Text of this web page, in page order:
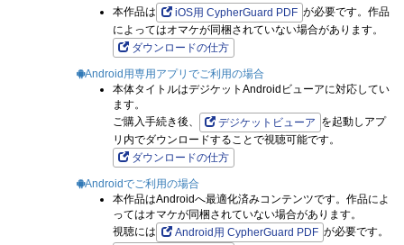
本作品は
iOS用 CypherGuard PDF が必要です。作品
によってはオマケが同梱されていない場合があります。
ダウンロードの仕方
Android用専用アプリでご利用の場合
本体タイトルはデジケットAndroidビューアに対応してい
ます。
ご購入手続き後、
デジケットビューア を起動しアプ
リ内でダウンロードすることで視聴可能です。
ダウンロードの仕方
Androidでご利用の場合
本作品はAndroidへ最適化済みコンテンツです。作品によ
ってはオマケが同梱されていない場合があります。
視聴には
Android用 CypherGuard PDF が必要です。